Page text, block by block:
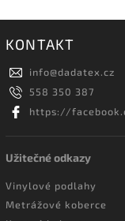
KONTAKT
info@dadatex.cz
558 350 387
https://
Užitečné odkazy
Vinylové podlahy
Metrážové koberce